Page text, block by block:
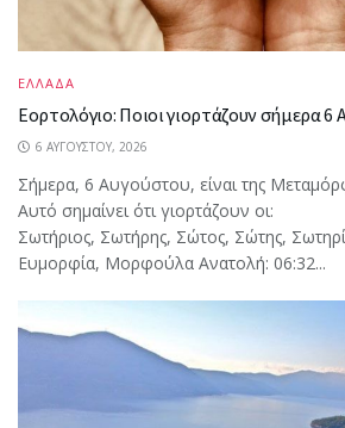
ΕΛΛΑΔΑ
Εορτολόγιο: Ποιοι γιορτάζουν σήμερα 6
6 ΑΥΓΟΎΣΤΟΥ, 2026
Σήμερα, 6 Αυγούστου, είναι της
Αυτό σημαίνει ότι γιορτάζουν οι:
Σωτήριος, Σωτήρης, Σώτος, Σώτης,
Ευμορφία, Μορφούλα Ανατολή: 06:32...